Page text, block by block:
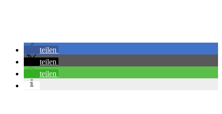
teilen
teilen
teilen